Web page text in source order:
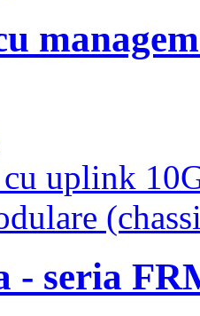
uplink
- seria